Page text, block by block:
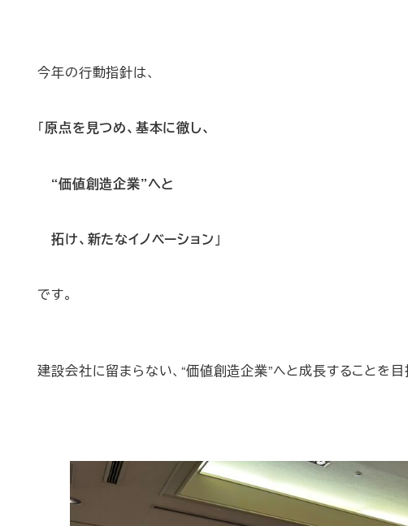
今年の行動指針は、
「原点を見つめ、基本に徹し、
“価値創造企業”へと
拓け、新たなイノベーション 」
です。
建設会社に留まらない、“価値創造企業”へと成長することを目